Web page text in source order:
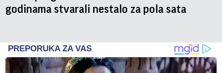
godinama stvarali nestalo za pola sata